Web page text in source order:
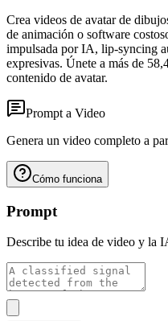
Crea videos de avatar de
de animación o software
impulsada por IA, lip-syncing
expresivas. Únete a más de
contenido de avatar.
Prompt a Video
Genera un video completo a
Cómo funciona
Prompt
Describe tu idea de video y la